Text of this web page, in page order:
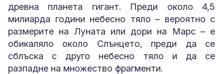
древна планета гигант. Преди около 4,5
милиарда години небесно тяло – вероятно с
размерите на Луната или дори на Марс – е
обикаляло около Слънцето, преди да се
сблъска с друго небесно тяло и да се
разпадне на множество фрагменти.